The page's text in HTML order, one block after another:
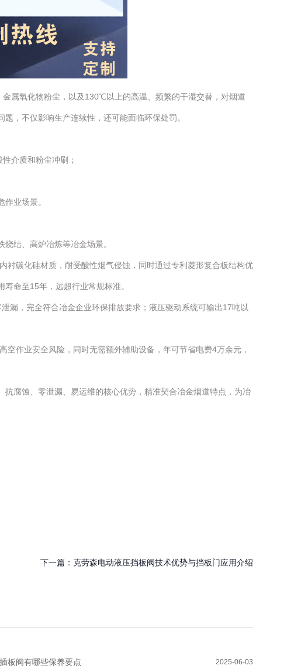
属氧化物粉尘，以及130℃以上的高温、频繁的干湿交替，对烟道
，不仅影响生产连续性，还可能面临环保处罚。
介质和粉尘冲刷；
业场景。
结、高炉冶炼等冶金场景。
碳化硅材质，耐受酸性烟气侵蚀，同时通过专利菱形复合板结构优
命至15年，远超行业常规标准。
漏，完全符合冶金企业环保排放要求；液压驱动系统可输出17吨以
作业安全风险，同时无需额外辅助设备，年可节省电费4万余元，
腐蚀、零泄漏、易运维的核心优势，精准契合冶金烟道特点，为冶
下一篇： 克劳森电动液压挡板阀技术优势与挡板门应用介绍
2025-06-03
板阀有哪些保养要点